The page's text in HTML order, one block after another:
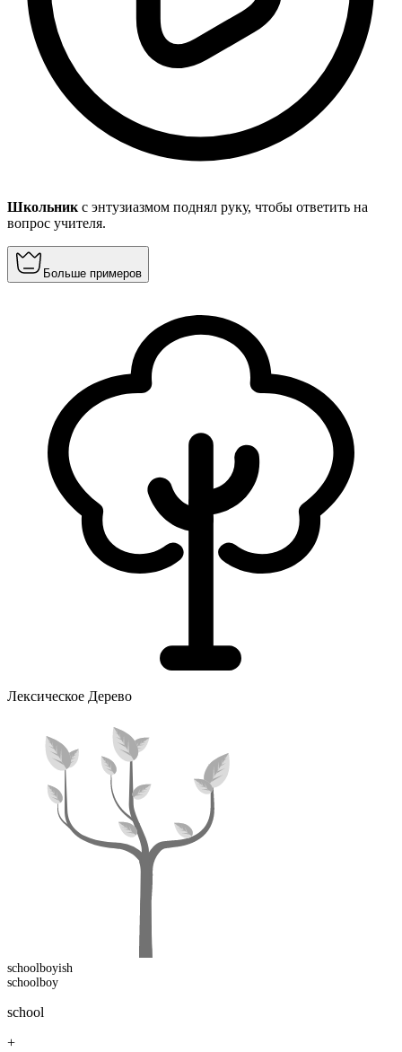
Школьник с энтузиазмом поднял руку, чтобы ответить на
вопрос учителя.
Больше примеров
Лексическое Дерево
schoolboyish
schoolboy
school
+